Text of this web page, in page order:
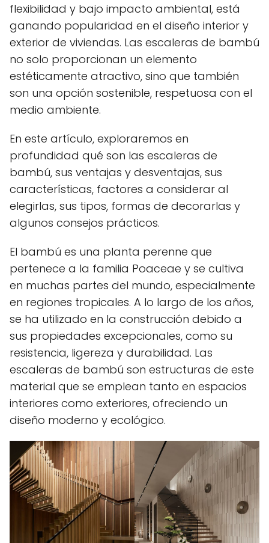
flexibilidad y bajo impacto ambiental, está
ganando popularidad en el diseño interior y
exterior de viviendas. Las escaleras de bambú
no solo proporcionan un elemento
estéticamente atractivo, sino que también
son una opción sostenible, respetuosa con el
medio ambiente.
En este artículo, exploraremos en
profundidad qué son las escaleras de
bambú, sus ventajas y desventajas, sus
características, factores a considerar al
elegirlas, sus tipos, formas de decorarlas y
algunos consejos prácticos.
El bambú es una planta perenne que
pertenece a la familia Poaceae y se cultiva
en muchas partes del mundo, especialmente
en regiones tropicales. A lo largo de los años,
se ha utilizado en la construcción debido a
sus propiedades excepcionales, como su
resistencia, ligereza y durabilidad. Las
escaleras de bambú son estructuras de este
material que se emplean tanto en espacios
interiores como exteriores, ofreciendo un
diseño moderno y ecológico.